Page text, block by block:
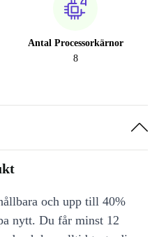
Antal Processorkärnor
8
och upp till 40%
nytt. Du får minst 12